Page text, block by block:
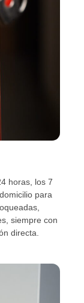
horas, los 7
para
siempre con
directa.